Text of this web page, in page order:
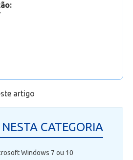
de acesso para uma equipe
aplicativos online do Office
Web?
Web
artigo
NESTA CATEGORIA
Windows 7 ou 10